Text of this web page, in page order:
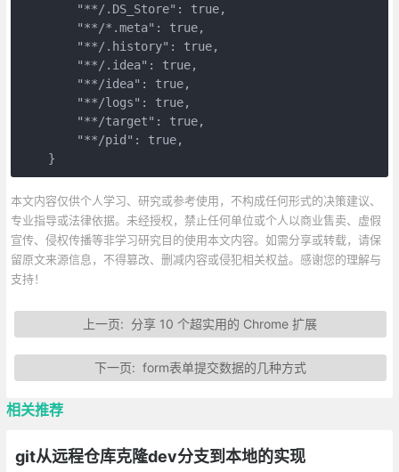
        "**/.DS_Store": true,
        "**/*.meta": true,
        "**/.history": true,
        "**/.idea": true,
        "**/idea": true,
        "**/logs": true,
        "**/target": true,
        "**/pid": true,
    }
本文内容仅供个人学习、研究或参考使用，不构成任何形式的决策建议、
专业指导或法律依据。未经授权，禁止任何单位或个人以商业售卖、虚假
宣传、侵权传播等非学习研究目的使用本文内容。如需分享或转载，请保
留原文来源信息，不得篡改、删减内容或侵犯相关权益。感谢您的理解与
支持！
上一页: 分享 10 个超实用的 Chrome 扩展
下一页: form表单提交数据的几种方式
相关推荐
git从远程仓库克隆dev分支到本地的实现